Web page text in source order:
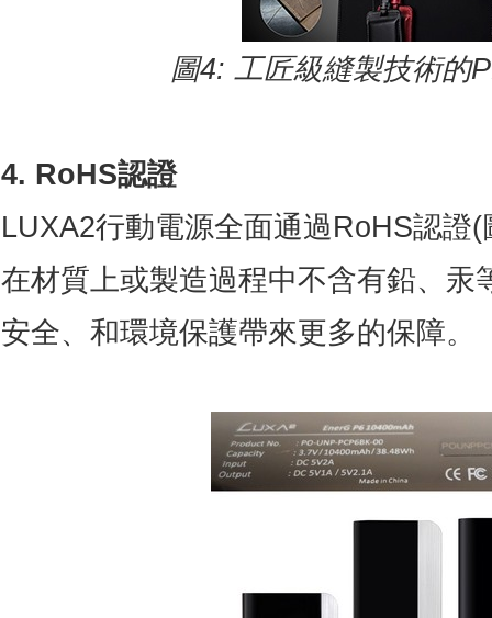
圖4: 工匠級縫製技術的
4. RoHS認證
LUXA2行動電源全面通過RoHS認證
在材質上或製造過程中不含有鉛、汞
安全、和環境保護帶來更多的保障。